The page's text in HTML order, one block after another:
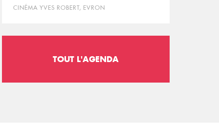
CINÉMA YVES ROBERT, EVRON
TOUT L'AGENDA